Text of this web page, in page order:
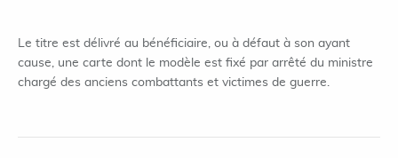
Le titre est délivré au bénéficiaire, ou à défaut à son ayant
cause, une carte dont le modèle est fixé par arrêté du ministre
chargé des anciens combattants et victimes de guerre.